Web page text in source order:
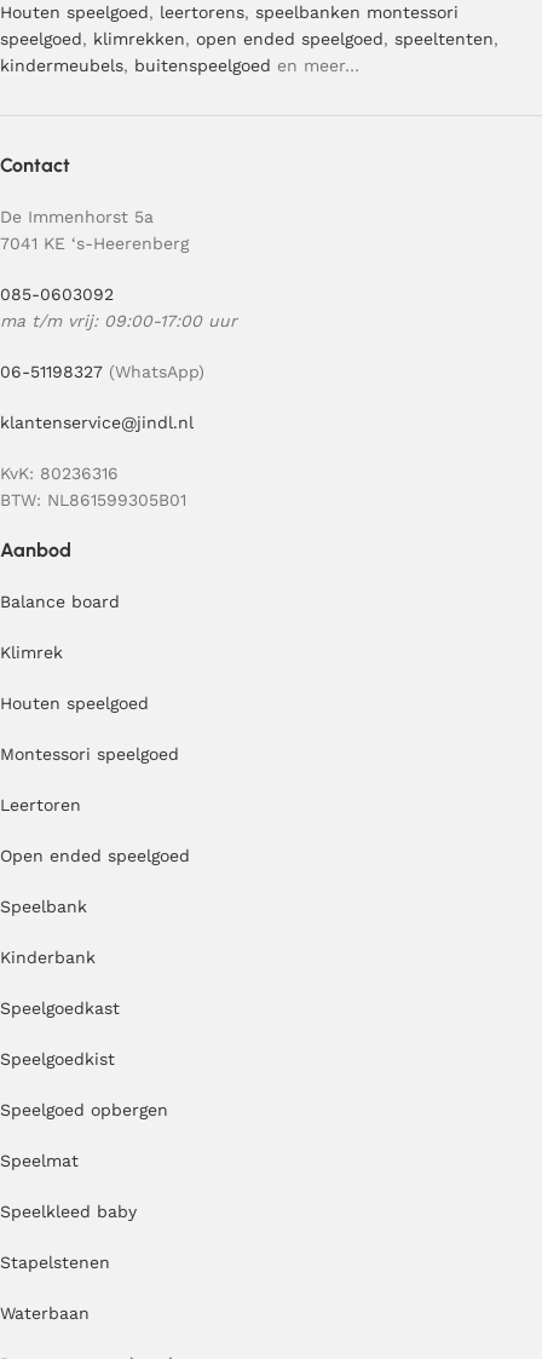
Houten speelgoed, leertorens, speelbanken montessori
speelgoed, klimrekken, open ended speelgoed, speeltenten,
kindermeubels, buitenspeelgoed en meer…
Contact
De Immenhorst 5a
7041 KE ‘s-Heerenberg
085-0603092
ma t/m vrij: 09:00-17:00 uur
06-51198327 (WhatsApp)
klantenservice@jindl.nl
KvK: 80236316
BTW: NL861599305B01
Aanbod
Balance board
Klimrek
Houten speelgoed
Montessori speelgoed
Leertoren
Open ended speelgoed
Speelbank
Kinderbank
Speelgoedkast
Speelgoedkist
Speelgoed opbergen
Speelmat
Speelkleed baby
Stapelstenen
Waterbaan